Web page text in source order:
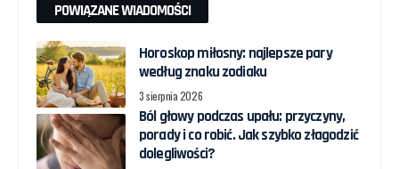
POWIĄZANE WIADOMOŚCI
Horoskop miłosny: najlepsze pary
według znaku zodiaku
3 sierpnia 2026
Ból głowy podczas upału: przyczyny,
porady i co robić. Jak szybko złagodzić
dolegliwości?